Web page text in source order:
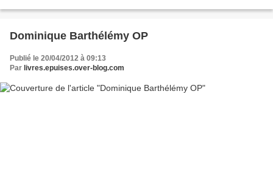
Dominique Barthélémy OP
Publié le 20/04/2012 à 09:13
Par livres.epuises.over-blog.com